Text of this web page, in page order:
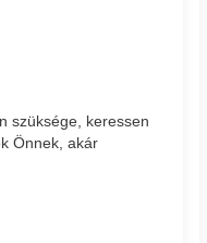
szüksége, keressen
Önnek, akár